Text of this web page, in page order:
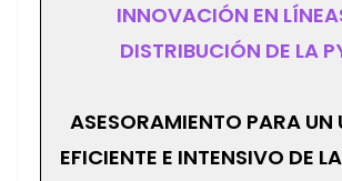
INNOVACIÓN EN
DISTRIBUCIÓN DE LA
ASESORAMIENTO PARA UN
EFICIENTE E INTENSIVO DE